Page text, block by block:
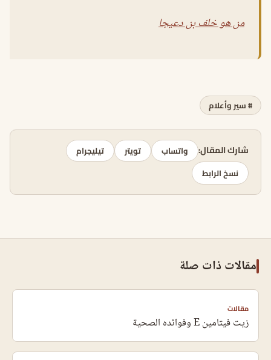
من هو خلف بن دعيجا
# سير وأعلام
شارك المقال: واتساب تويتر
تيليجرام
نسخ الرابط
مقالات ذات صلة
مقالات
زيت فيتامين E وفوائده الصحية